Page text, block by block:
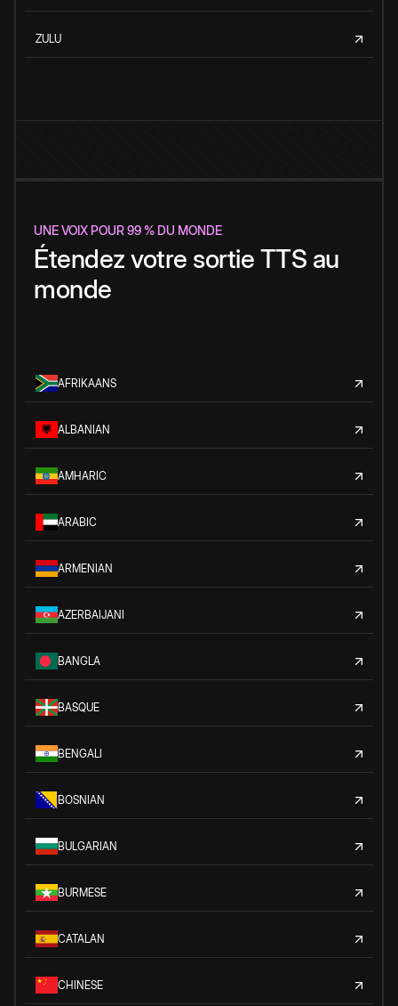
ZULU
UNE VOIX POUR 99 % DU MONDE
Étendez votre sortie TTS au
monde
AFRIKAANS
ALBANIAN
AMHARIC
ARABIC
ARMENIAN
AZERBAIJANI
BANGLA
BASQUE
BENGALI
BOSNIAN
BULGARIAN
BURMESE
CATALAN
CHINESE